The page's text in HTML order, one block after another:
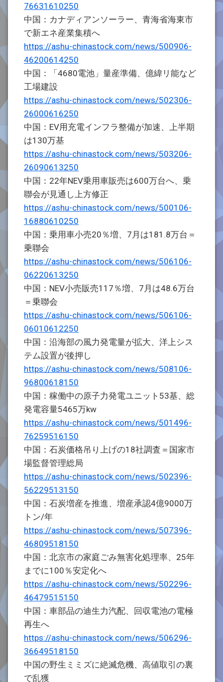
76631610250
中国：カナディアンソーラー、青海省海東市
で新エネ産業集積へ
https://ashu-chinastock.com/news/500906-
46200614250
中国：「4680電池」量産準備、億緯リ能など
工場建設
https://ashu-chinastock.com/news/502306-
26000616250
中国：EV用充電インフラ整備が加速、上半期
は130万基
https://ashu-chinastock.com/news/503206-
26090613250
中国：22年NEV乗用車販売は600万台へ、乗
聯会が見通し上方修正
https://ashu-chinastock.com/news/500106-
16880610250
中国：乗用車小売20％増、7月は181.8万台＝
乗聯会
https://ashu-chinastock.com/news/506106-
06220613250
中国：NEV小売販売117％増、7月は48.6万台
＝乗聯会
https://ashu-chinastock.com/news/506106-
06010612250
中国：沿海部の風力発電量が拡大、洋上シス
テム設置が後押し
https://ashu-chinastock.com/news/508106-
96800618150
中国：稼働中の原子力発電ユニット53基、総
発電容量5465万kw
https://ashu-chinastock.com/news/501496-
76259516150
中国：石炭価格吊り上げの18社調査＝国家市
場監督管理総局
https://ashu-chinastock.com/news/502396-
56229513150
中国：石炭増産を推進、増産承認4億9000万
トン/年
https://ashu-chinastock.com/news/507396-
46809518150
中国：北京市の家庭ごみ無害化処理率、25年
までに100％安定化へ
https://ashu-chinastock.com/news/502296-
46479515150
中国：車部品の迪生力汽配、回収電池の電極
再生へ
https://ashu-chinastock.com/news/506296-
36649518150
中国の野生ミミズに絶滅危機、高値取引の裏
で乱獲